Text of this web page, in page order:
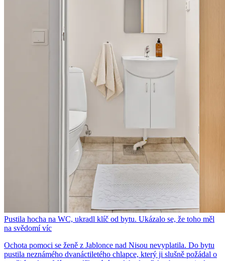
Pustila hocha na WC, ukradl klíč od bytu. Ukázalo se, že toho měl
na svědomí víc
Ochota pomoci se ženě z Jablonce nad Nisou nevyplatila. Do bytu
pustila neznámého dvanáctiletého chlapce, který ji slušně požádal o